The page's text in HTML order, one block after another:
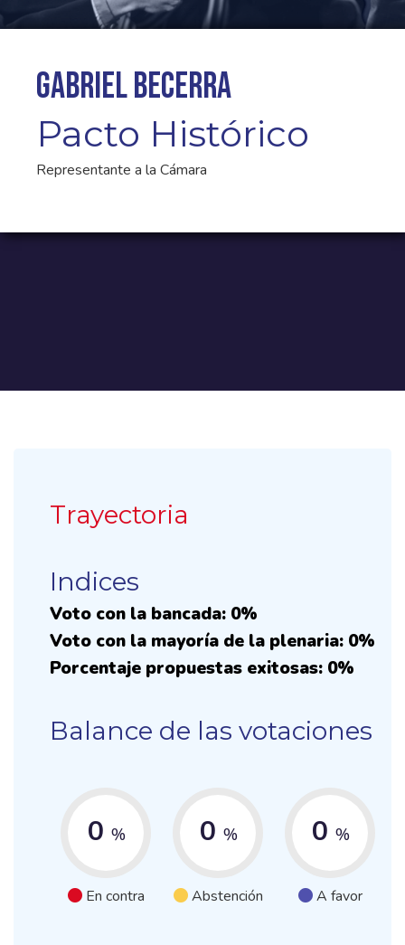
Gabriel Becerra
Pacto Histórico
Representante a la Cámara
Trayectoria
Indices
Voto con la bancada: 0%
Voto con la mayoría de la plenaria: 0%
Porcentaje propuestas exitosas: 0%
Balance de las votaciones
0 %
En contra
0 %
Abstención
0 %
A favor